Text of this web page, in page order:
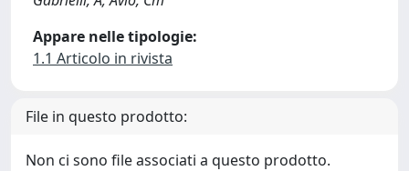
Appare nelle tipologie:
1.1 Articolo in rivista
File in questo prodotto:
Non ci sono file associati a questo prodotto.